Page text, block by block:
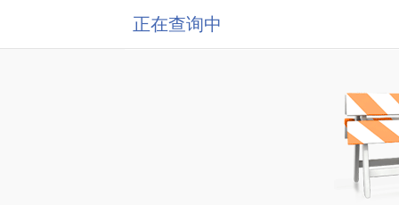
正在查询中